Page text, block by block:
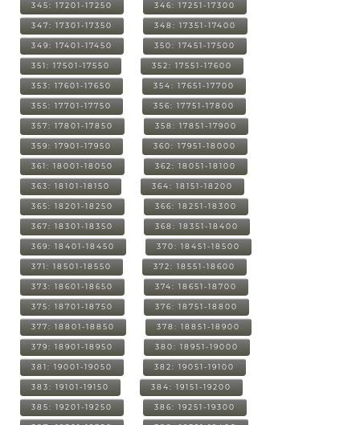
345: 17201-17250 346: 17251-17300
347: 17301-17350 348: 17351-17400
349: 17401-17450 350: 17451-17500
351: 17501-17550 352: 17551-17600
353: 17601-17650 354: 17651-17700
355: 17701-17750 356: 17751-17800
357: 17801-17850 358: 17851-17900
359: 17901-17950 360: 17951-18000
361: 18001-18050 362: 18051-18100
363: 18101-18150 364: 18151-18200
365: 18201-18250 366: 18251-18300
367: 18301-18350 368: 18351-18400
369: 18401-18450 370: 18451-18500
371: 18501-18550 372: 18551-18600
373: 18601-18650 374: 18651-18700
375: 18701-18750 376: 18751-18800
377: 18801-18850 378: 18851-18900
379: 18901-18950 380: 18951-19000
381: 19001-19050 382: 19051-19100
383: 19101-19150 384: 19151-19200
385: 19201-19250 386: 19251-19300